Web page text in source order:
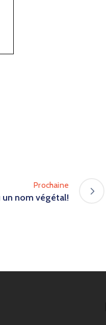
Prochaine
un nom végétal!